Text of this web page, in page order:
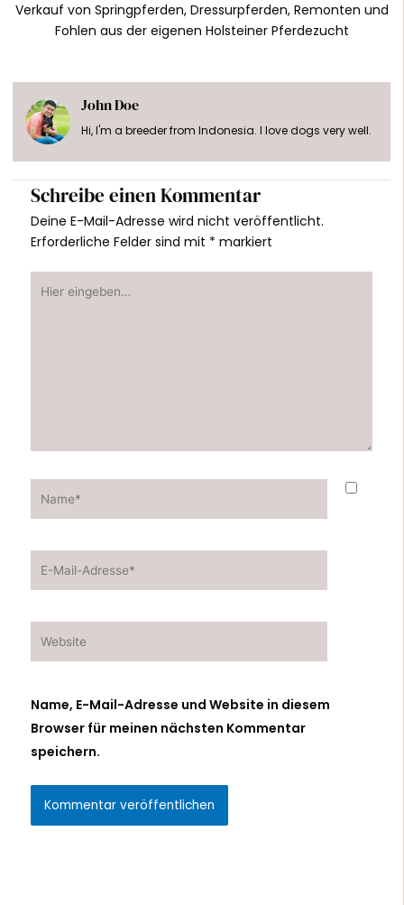
Verkauf von Springpferden, Dressurpferden, Remonten und
Fohlen aus der eigenen Holsteiner Pferdezucht
John Doe
Hi, I'm a breeder from Indonesia. I love dogs very well.
Schreibe einen Kommentar
Deine E-Mail-Adresse wird nicht veröffentlicht.
Erforderliche Felder sind mit * markiert
Hier
Name, E-Mail-Adresse und Website in diesem
Browser für meinen nächsten Kommentar
speichern.